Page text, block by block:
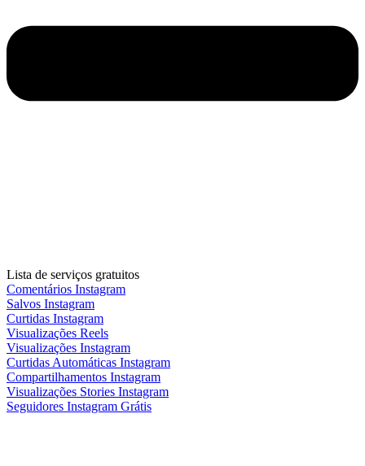
Lista de serviços gratuitos
Comentários Instagram
Salvos Instagram
Curtidas Instagram
Visualizações Reels
Visualizações Instagram
Curtidas Automáticas Instagram
Compartilhamentos Instagram
Visualizações Stories Instagram
Seguidores Instagram Grátis